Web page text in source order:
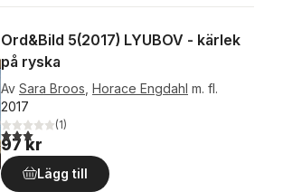
Ord&Bild 5(2017) LYUBOV - kärlek
på ryska
Av Sara Broos Horace Engdahl m. fl.
2017
3,0utav 5 stjärnor. Totalt antal röster:
(1)
97 kr
Lägg till